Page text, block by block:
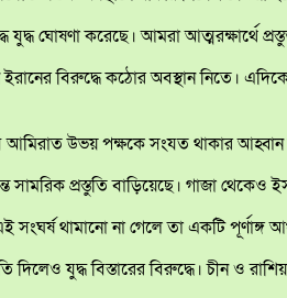
ঘোষণা করেছে। আমরা আত্মরক্ষার্থে
বিরুদ্ধে কঠোর অবস্থান নিতে।
উভয় পক্ষকে সংযত থাকার আহ্বান
সামরিক প্রস্তুতি বাড়িয়েছে। গাজা
থামানো না গেলে তা একটি পূর্ণাঙ্গ
দিলেও যুদ্ধ বিস্তারের বিরুদ্ধে। চীন ও